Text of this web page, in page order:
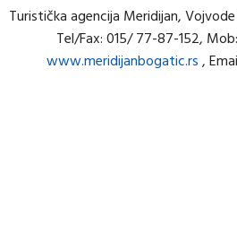
Turistička agencija Meridijan,
Tel/Fax: 015/ 77-87-152,
www.meridijanbogatic.rs,